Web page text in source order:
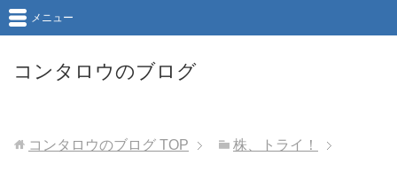
コンタロウのブログ
メニュー
コンタロウのブログ TOP 株、トライ！